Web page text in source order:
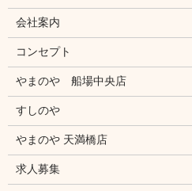
会社案内
コンセプト
やまのや 船場中央店
すしのや
やまのや 天満橋店
求人募集